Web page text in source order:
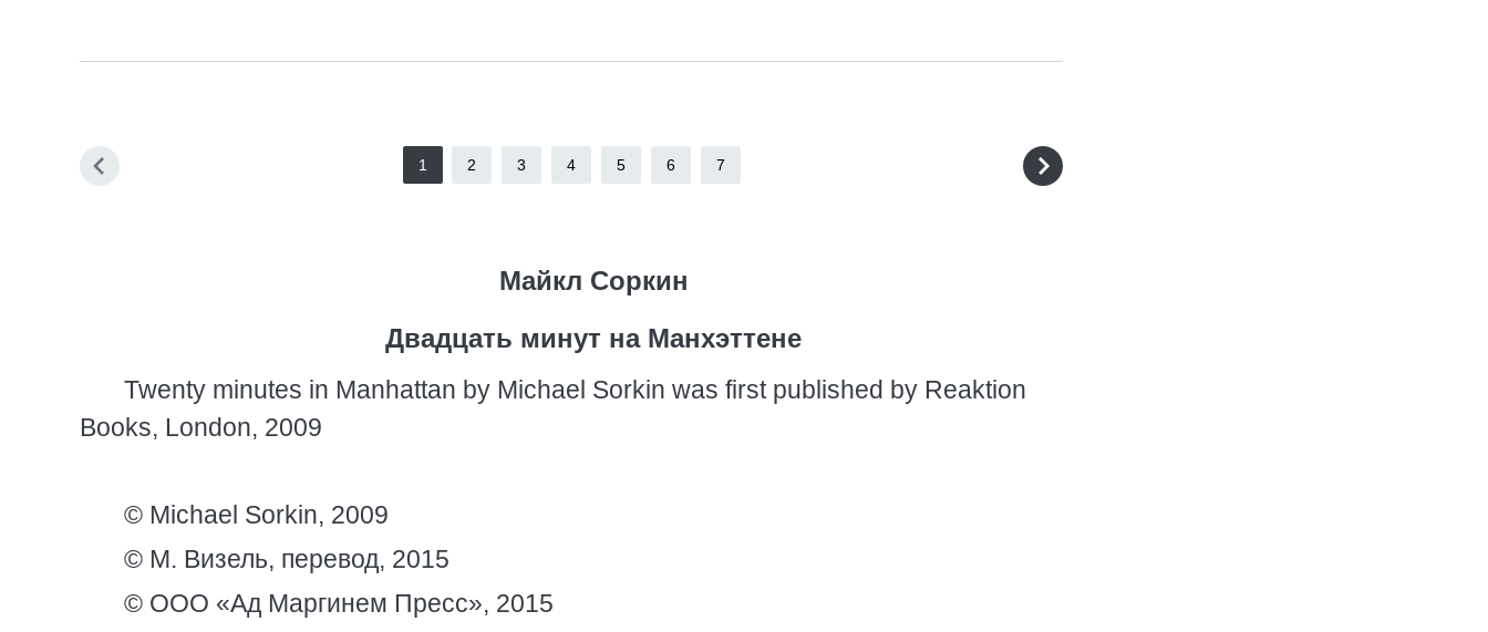
1 2 3 4 5 6 7
Майкл Соркин
Двадцать минут на Манхэттене
Twenty minutes in Manhattan by Michael Sorkin was first published by Reaktion
Books, London, 2009
© Michael Sorkin, 2009
© М. Визель, перевод, 2015
© ООО «Ад Маргинем Пресс», 2015